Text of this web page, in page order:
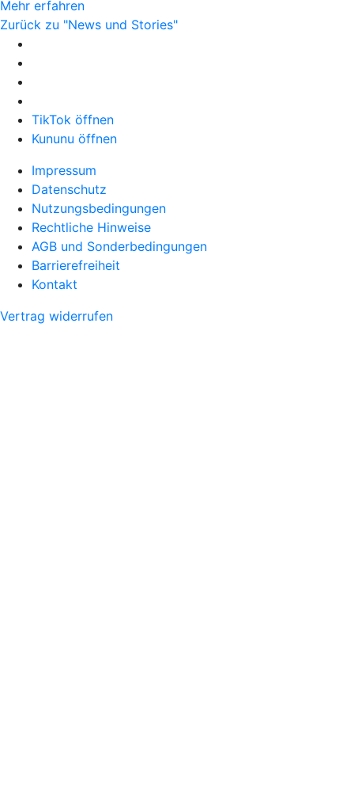
Mehr erfahren
Zurück zu "News und Stories"
TikTok öffnen
Kununu öffnen
Impressum
Datenschutz
Nutzungsbedingungen
Rechtliche Hinweise
AGB und Sonderbedingungen
Barrierefreiheit
Kontakt
Vertrag widerrufen